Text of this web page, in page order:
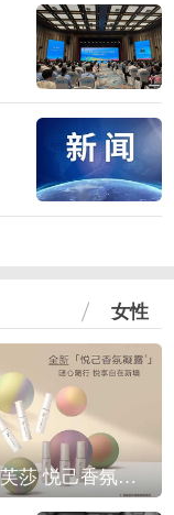
女性
IPSA茵芙莎 悦己香氛凝露上市